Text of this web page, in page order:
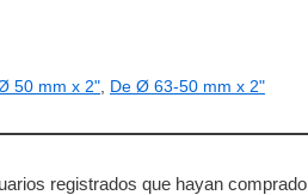
50 mm x 2", De Ø 63-50 mm x 2"
registrados que hayan comprado